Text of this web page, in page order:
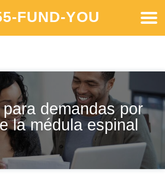
FUND-YOU
demandas por
la médula espinal